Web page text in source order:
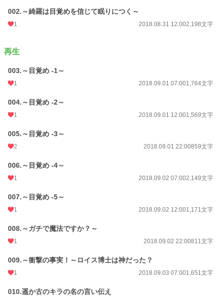
ファンタジー 53,342 位 / 53,342 件
お気に入り
週間ポイント
年間ポイント
累計ポイント 330,019 pt (14,195 位)
002.～綺羅は目覚めを信じて眠りにつく～
1 2018.08.31 12:002,198文字
再生
003.～目覚め -1～
1 2018.09.01 07:001,764文字
004.～目覚め -2～
1 2018.09.01 12:001,569文字
005.～目覚め -3～
2 2018.09.01 22:00859文字
006.～目覚め -4～
1 2018.09.02 07:002,149文字
007.～目覚め -5～
1 2018.09.02 12:001,171文字
008.～ガチで魔法ですか？～
1 2018.09.02 22:00811文字
009.～衝撃の事実！～ロイス博士は神だった？
1 2018.09.03 07:001,651文字
010.遥か古のキラの名の言い伝え